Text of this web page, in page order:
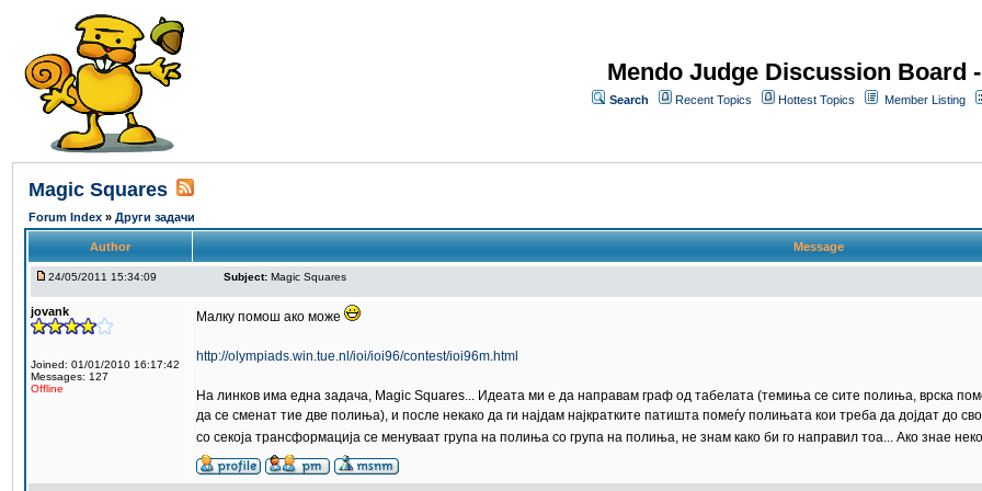
Mendo Judge Discussion Board
Search Recent Topics Hottest Topics Member Listing
Magic Squares
Forum Index » Други задачи
Author Message
24/05/2011 15:34:09 Subject: Magic Squares
jovank
Joined: 01/01/2010 16:17:42
Messages: 127
Offline
Малку помош ако може
http://olympiads.win.tue.nl/ioi/ioi96/contest/ioi96m.html
На линков има една задача, Magic Squares... Идеата ми е да направам граф од табелата (темиња се сите полиња, врска
да се сменат тие две полиња), и после некако да ги најдам најкратките патишта помеѓу полињата кои треба да дојдат до
со секоја трансформација се менуваат група на полиња со група на полиња, не знам како би го направил тоа... Ако знае